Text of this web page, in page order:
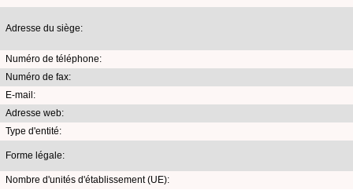
Adresse du siège:
Numéro de téléphone:
Numéro de fax:
E-mail:
Adresse web:
Type d'entité:
Forme légale:
Nombre d'unités d'établissement (UE):